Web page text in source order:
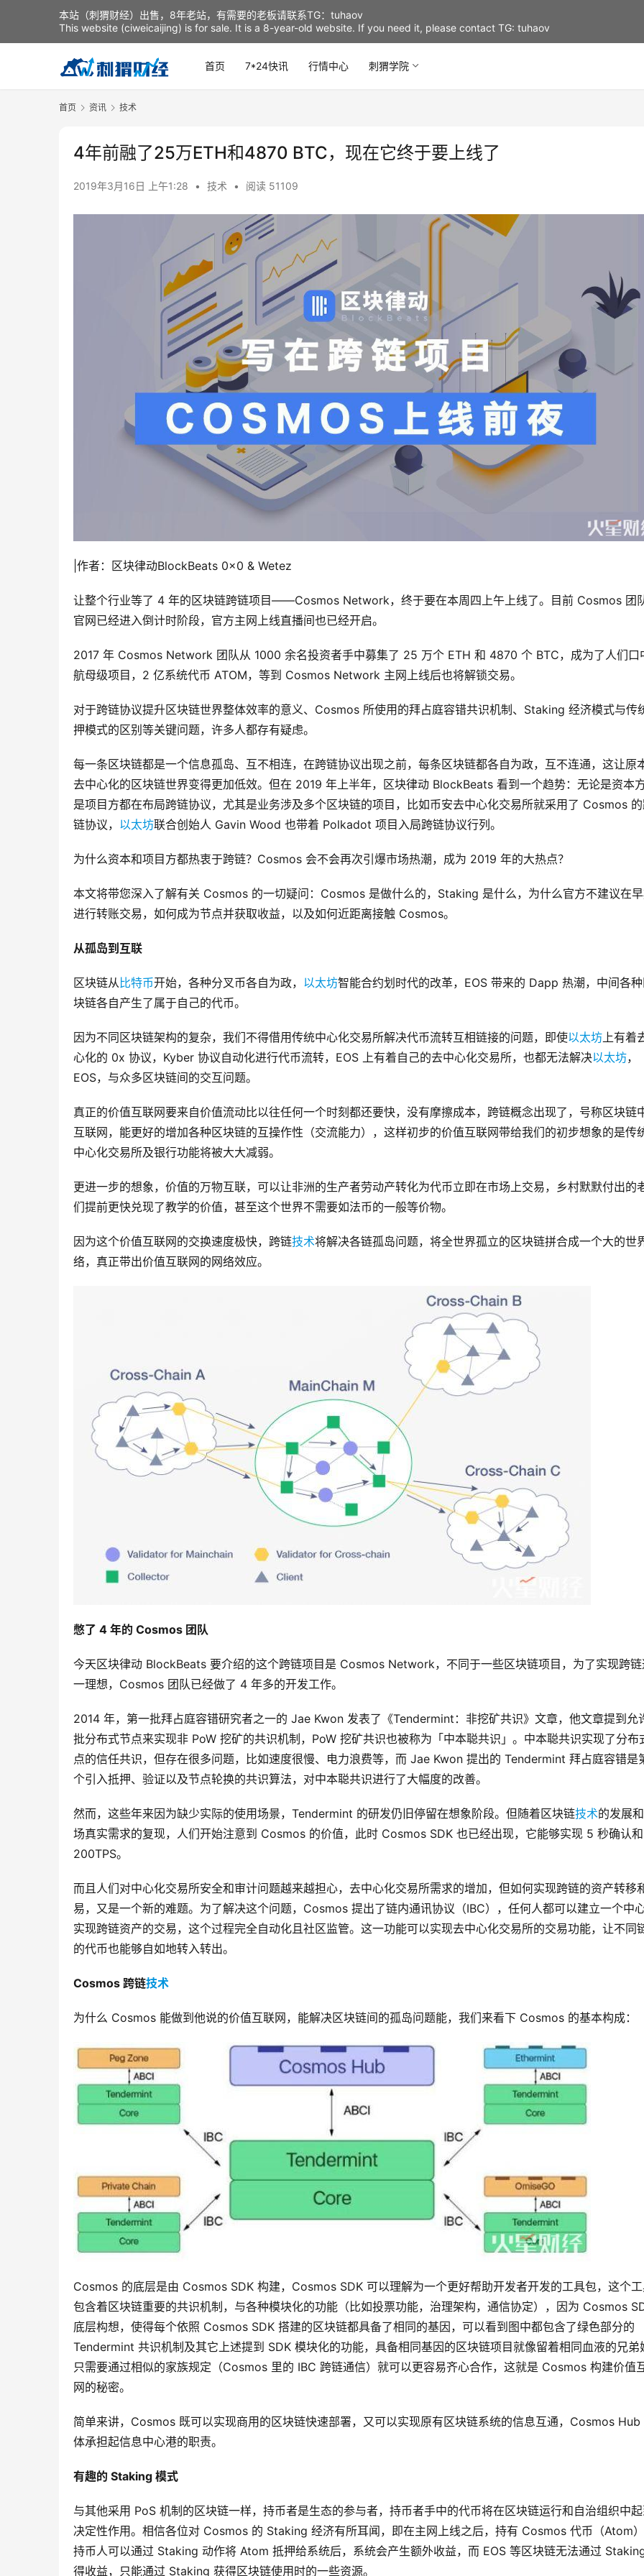
首页 7*24快讯 行情中心 刺猬学院
首页 资讯 技术
4年前融了25万ETH和4870 BTC，现在它终于要上线了
2019年3月16日 上午1:28 • 技术 • 阅读 51109
|作者：区块律动BlockBeats 0x0 & Wetez
让整个行业等了 4 年的区块链跨链项目——Cosmos Network，终于要在本周四上午上线了。目前 Cosmos 团
官网已经进入倒计时阶段，官方主网上线直播间也已经开启。
2017 年 Cosmos Network 团队从 1000 余名投资者手中募集了 25 万个 ETH 和 4870 个 BTC，成为了人们口
航母级项目，2 亿系统代币 ATOM，等到 Cosmos Network 主网上线后也将解锁交易。
对于跨链协议提升区块链世界整体效率的意义、Cosmos 所使用的拜占庭容错共识机制、Staking 经济模式与传
押模式的区别等关键问题，许多人都存有疑虑。
每一条区块链都是一个信息孤岛、互不相连，在跨链协议出现之前，每条区块链都各自为政，互不连通，这让原
去中心化的区块链世界变得更加低效。但在 2019 年上半年，区块律动 BlockBeats 看到一个趋势：无论是资本
是项目方都在布局跨链协议，尤其是业务涉及多个区块链的项目，比如币安去中心化交易所就采用了 Cosmos
链协议， 以太坊联合创始人 Gavin Wood 也带着 Polkadot 项目入局跨链协议行列。
为什么资本和项目方都热衷于跨链？Cosmos 会不会再次引爆市场热潮，成为 2019 年的大热点？
本文将带您深入了解有关 Cosmos 的一切疑问：Cosmos 是做什么的，Staking 是什么，为什么官方不建议在
进行转账交易，如何成为节点并获取收益，以及如何近距离接触 Cosmos。
从孤岛到互联
区块链从 比特币开始，各种分叉币各自为政， 以太坊智能合约划时代的改革，EOS 带来的 Dapp 热潮，中间各
块链各自产生了属于自己的代币。
因为不同区块链架构的复杂，我们不得借用传统中心化交易所解决代币流转互相链接的问题，即使以太坊 上有着
心化的 0x 协议，Kyber 协议自动化进行代币流转，EOS 上有着自己的去中心化交易所，也都无法解决以太坊，
EOS，与众多区块链间的交互问题。
真正的价值互联网要来自价值流动比以往任何一个时刻都还要快，没有摩擦成本，跨链概念出现了，号称区块链
互联网，能更好的增加各种区块链的互操作性（交流能力），这样初步的价值互联网带给我们的初步想象的是传
中心化交易所及银行功能将被大大减弱。
更进一步的想象，价值的万物互联，可以让非洲的生产者劳动产转化为代币立即在市场上交易，乡村默默付出的
们提前更快兑现了教学的价值，甚至这个世界不需要如法币的一般等价物。
因为这个价值互联网的交换速度极快，跨链技术将解决各链孤岛问题，将全世界孤立的区块链拼合成一个大的世
络，真正带出价值互联网的网络效应。
憋了 4 年的 Cosmos 团队
今天区块律动 BlockBeats 要介绍的这个跨链项目是 Cosmos Network，不同于一些区块链项目，为了实现跨
一理想，Cosmos 团队已经做了 4 年多的开发工作。
2014 年，第一批拜占庭容错研究者之一的 Jae Kwon 发表了《Tendermint：非挖矿共识》文章，他文章提到允
批分布式节点来实现非 PoW 挖矿的共识机制，PoW 挖矿共识也被称为「中本聪共识」。中本聪共识实现了分布
点的信任共识，但存在很多问题，比如速度很慢、电力浪费等，而 Jae Kwon 提出的 Tendermint 拜占庭容错是
个引入抵押、验证以及节点轮换的共识算法，对中本聪共识进行了大幅度的改善。
然而，这些年来因为缺少实际的使用场景，Tendermint 的研发仍旧停留在想象阶段。但随着区块链技术的发展
场真实需求的复现，人们开始注意到 Cosmos 的价值，此时 Cosmos SDK 也已经出现，它能够实现 5 秒确认和
200TPS。
而且人们对中心化交易所安全和审计问题越来越担心，去中心化交易所需求的增加，但如何实现跨链的资产转移
易，又是一个新的难题。为了解决这个问题，Cosmos 提出了链内通讯协议（IBC），任何人都可以建立一个中
实现跨链资产的交易，这个过程完全自动化且社区监管。这一功能可以实现去中心化交易所的交易功能，让不同
的代币也能够自如地转入转出。
Cosmos 跨链技术
为什么 Cosmos 能做到他说的价值互联网，能解决区块链间的孤岛问题能，我们来看下 Cosmos 的基本构成：
Cosmos 的底层是由 Cosmos SDK 构建，Cosmos SDK 可以理解为一个更好帮助开发者开发的工具包，这个
包含着区块链重要的共识机制，与各种模块化的功能（比如投票功能，治理架构，通信协定），因为 Cosmos
底层构想，使得每个依照 Cosmos SDK 搭建的区块链都具备了相同的基因，可以看到图中都包含了绿色部分的
Tendermint 共识机制及其它上述提到 SDK 模块化的功能，具备相同基因的区块链项目就像留着相同血液的兄弟
只需要通过相似的家族规定（Cosmos 里的 IBC 跨链通信）就可以更容易齐心合作，这就是 Cosmos 构建价值
网的秘密。
简单来讲，Cosmos 既可以实现商用的区块链快速部署，又可以实现原有区块链系统的信息互通，Cosmos Hub
体承担起信息中心港的职责。
有趣的 Staking 模式
与其他采用 PoS 机制的区块链一样，持币者是生态的参与者，持币者手中的代币将在区块链运行和自治组织中
决定性作用。相信各位对 Cosmos 的 Staking 经济有所耳闻，即在主网上线之后，持有 Cosmos 代币（Atom
持币人可以通过 Staking 动作将 Atom 抵押给系统后，系统会产生额外收益，而 EOS 等区块链无法通过
得收益，只能通过 Staking 获得区块链使用时的一些资源。
本站（刺猬财经）出售，8年老站，有需要的老板请联系TG：tuhaov
This website (ciweicaijing) is for sale. It is a 8-year-old website. If you need it, please contact TG: tuhaov